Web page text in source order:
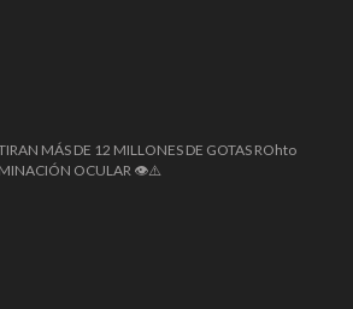
MÁS DE 12 MILLONES DE GOTAS ROhto
OCULAR 👁️⚠️